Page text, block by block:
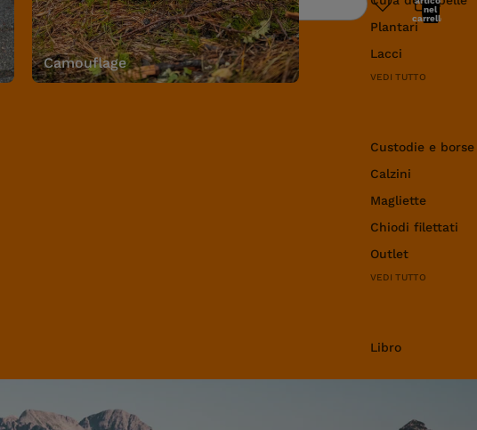
Camouflage
Plantari
Lacci
VEDI TUTTO
Custodie e
Calzini
Magliette
Chiodi filettati
Outlet
VEDI TUTTO
Libro
Ricerca
nel
carrello: